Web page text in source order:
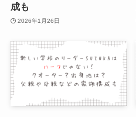
成も
2026年1月26日